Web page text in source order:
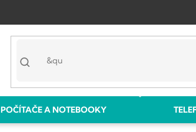
POČÍTAČE A NOTEBOOKY